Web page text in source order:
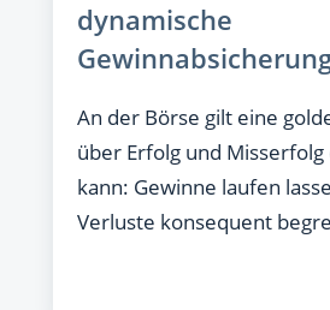
dynamische
An der Börse gilt eine
über Erfolg und
kann: Gewinne laufen
Verluste konsequent